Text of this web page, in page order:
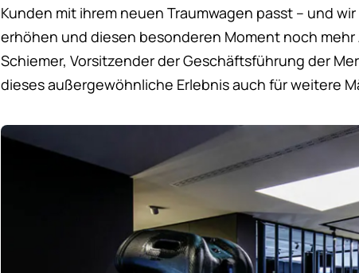
Kunden mit ihrem neuen Traumwagen passt – und
erhöhen und diesen besonderen Moment noch mehr
Schiemer, Vorsitzender der Geschäftsführung der
dieses außergewöhnliche Erlebnis auch für weitere